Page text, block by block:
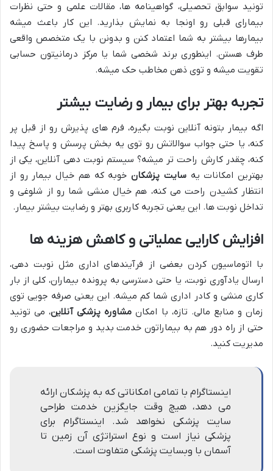
تونید سوابق تحصیلی، گواهینامه ها، مقالات علمی و حتی نظرات
بیمارای قبلی رو اونجا به نمایش بذارید. این کار باعث میشه
بیمارها بیشتر به شما اعتماد کنن و بدونن با یک متخصص واقعی
طرف هستن. اینطوری برند شخصی شما یا مرکز درمانیتون حسابی
تقویت میشه و توی ذهن مخاطب حک میشه.
تجربه بهتر برای بیمار و رضایت بیشتر
اگه بیمار بتونه آنلاین نوبت بگیره، فرم های پذیرش رو از قبل پر
کنه، یا حتی جواب سوالاتش رو توی یه بخش پرسش و پاسخ پیدا
کنه، چقدر کارش راحت تر میشه؟ سیستم نوبت دهی آنلاین، یکی از
بهترین امکانات یهسایت پزشکانخوبه که هم خیال بیمار رو از
انتظار کشیدن راحت می کنه، هم خیال منشی شما رو از شلوغی و
تداخل نوبت ها. این یعنی تجربه کاربری بهتر و رضایت بیشتر بیمار.
افزایش کارایی عملیاتی و کاهش هزینه ها
با اتوماسیون کردن بعضی از فرآیندهای اداری مثل نوبت دهی،
ارسال یادآوری نوبت، یا حتی دسترسی به پرونده بیماران، کلی از بار
کاری منشی و کادر اداری شما کم میشه. این یعنی صرفه جویی توی
زمان و منابع مالی. تازه، با امکان مشاوره پزشکی آنلاین، می تونید
حتی از راه دور هم به بیماراتون خدمت بدید و مراجعات حضوری رو
مدیریت کنید.
اینستاگرام با تمامی امکاناتی که به پزشکان ارائه
می دهد، هیچ وقت جایگزین خدمت طراحی
سایت پزشکی نخواهد شد. اینستاگرام برای
پزشکی نیاز است و نوع استراتژی آن زمین تا
آسمان با وبسایت پزشکی متفاوت است.